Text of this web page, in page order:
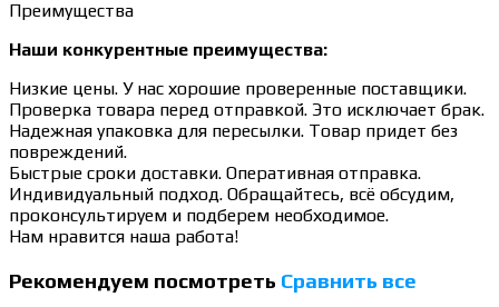
Преимущества
Наши конкурентные преимущества:
Низкие цены. У нас хорошие проверенные поставщики.
Проверка товара перед отправкой. Это исключает брак.
Надежная упаковка для пересылки. Товар придет без
повреждений.
Быстрые сроки доставки. Оперативная отправка.
Индивидуальный подход. Обращайтесь, всё обсудим,
проконсультируем и подберем необходимое.
Нам нравится наша работа!
Рекомендуем посмотреть Сравнить все